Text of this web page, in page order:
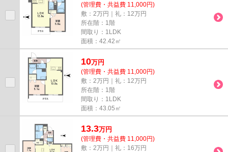
(管理費・共益費 11,000円)
敷：2万円｜礼：12万円
所在階：1階
間取り：1LDK
面積：42.42㎡
10万円
(管理費・共益費 11,000円)
敷：2万円｜礼：12万円
所在階：1階
間取り：1LDK
面積：43.05㎡
13.3万円
(管理費・共益費 11,000円)
敷：2万円｜礼：16万円